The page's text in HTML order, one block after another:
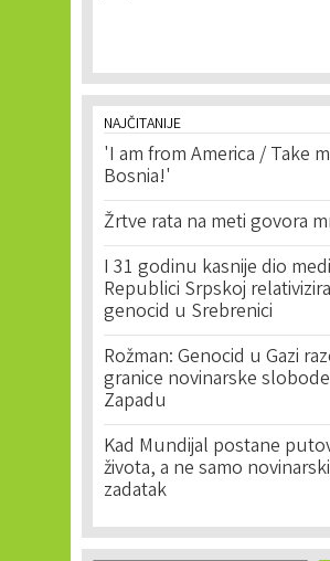
NAJČITANIJE
'I am from America / Take
Bosnia!'
Žrtve rata na meti govora
I 31 godinu kasnije dio
Republici Srpskoj relativizira
genocid u Srebrenici
Rožman: Genocid u Gazi
granice novinarske
Zapadu
Kad Mundijal postane
života, a ne samo novinarski
zadatak